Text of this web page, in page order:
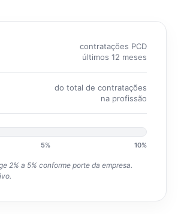
contratações PCD
últimos 12 meses
do total de contratações
na profissão
5% 10%
2% a 5% conforme porte da empresa.